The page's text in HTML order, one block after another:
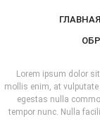
ГЛАВНАЯ
Lorem ipsum dolor
mollis enim, at
egestas nulla
tempor nunc. Nulla